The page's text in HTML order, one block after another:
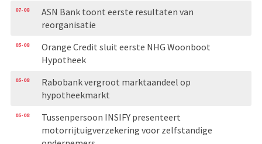
07-08
ASN Bank toont eerste resultaten van
reorganisatie
05-08
Orange Credit sluit eerste NHG Woonboot
Hypotheek
05-08
Rabobank vergroot marktaandeel op
hypotheekmarkt
05-08
Tussenpersoon INSIFY presenteert
motorrijtuigverzekering voor zelfstandige